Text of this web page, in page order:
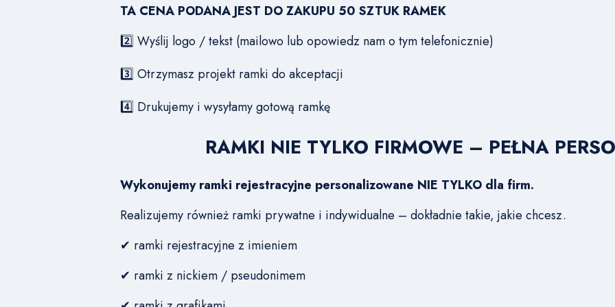
TA CENA PODANA JEST DO ZAKUPU 50 SZTUK RAMEK
2️⃣ Wyślij logo / tekst (mailowo lub opowiedz nam o tym telefonicznie)
3️⃣ Otrzymasz projekt ramki do akceptacji
4️⃣ Drukujemy i wysyłamy gotową ramkę
RAMKI NIE TYLKO FIRMOWE – PEŁNA
Wykonujemy ramki rejestracyjne personalizowane NIE TYLKO dla firm.
Realizujemy również ramki prywatne i indywidualne – dokładnie takie, jakie chcesz.
✔ ramki rejestracyjne z imieniem
✔ ramki z nickiem / pseudonimem